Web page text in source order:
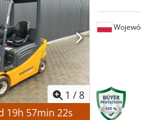
1 /8
19h 57min 21s